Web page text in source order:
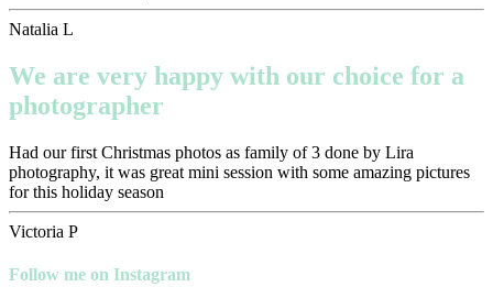
Natalia L
We are very happy with our choice for a
photographer
Had our first Christmas photos as family of 3 done by Lira
photography, it was great mini session with some amazing pictures
for this holiday season
Victoria P
Follow me on Instagram